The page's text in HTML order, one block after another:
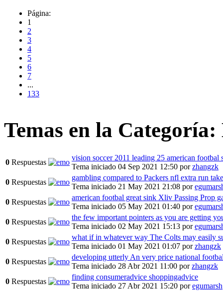
Página:
1
2
3
4
5
6
7
...
133
Temas en la Categoría:
0 Respuestas
vision soccer 2011 leading 25 american footbal
Tema iniciado 04 Sep 2021 12:50 porzhangzk
0 Respuestas
gambling compared to Packers nfl extra run
Tema iniciado 21 May 2021 21:08 por
0 Respuestas
american footbal great sink Xliv Passing Prop
Tema iniciado 05 May 2021 01:40 por
0 Respuestas
the few important pointers as you are getting
Tema iniciado 02 May 2021 15:13 por
0 Respuestas
what if in whatever way The Colts may easily
Tema iniciado 01 May 2021 01:07 porzhangzk
0 Respuestas
developing utterly An very price national
Tema iniciado 28 Abr 2021 11:00 porzhangzk
0 Respuestas
finding consumeradvice shoppingadvice
Tema iniciado 27 Abr 2021 15:20 poregumarsh